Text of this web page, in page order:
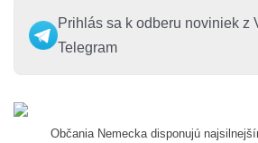
Prihlás sa k odberu noviniek z
Telegram
Občania Nemecka disponujú